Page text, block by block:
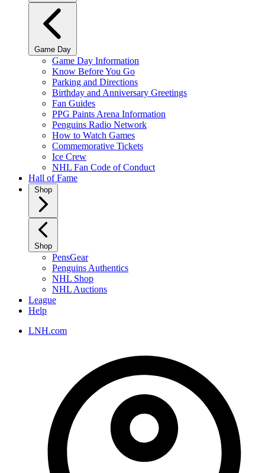
Game Day
Game Day Information
Know Before You Go
Parking and Directions
Birthday and Anniversary Greetings
Fan Guides
PPG Paints Arena Information
Penguins Radio Network
How to Watch Games
Commemorative Tickets
Ice Crew
NHL Fan Code of Conduct
Hall of Fame
Shop
Shop
PensGear
Penguins Authentics
NHL Shop
NHL Auctions
League
Help
LNH.com